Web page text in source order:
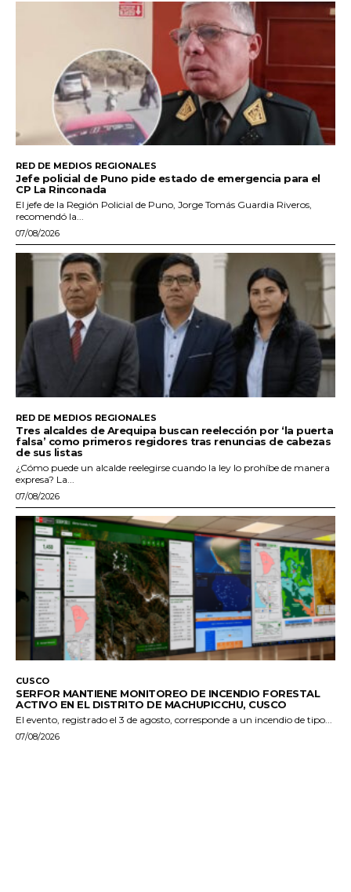
RED DE MEDIOS REGIONALES
Jefe policial de Puno pide estado de emergencia para el
CP La Rinconada
El jefe de la Región Policial de Puno, Jorge Tomás Guardia Riveros,
recomendó la...
07/08/2026
RED DE MEDIOS REGIONALES
Tres alcaldes de Arequipa buscan reelección por ‘la puerta
falsa’ como primeros regidores tras renuncias de cabezas
de sus listas
¿Cómo puede un alcalde reelegirse cuando la ley lo prohíbe de manera
expresa? La...
07/08/2026
CUSCO
SERFOR MANTIENE MONITOREO DE INCENDIO FORESTAL
ACTIVO EN EL DISTRITO DE MACHUPICCHU, CUSCO
El evento, registrado el 3 de agosto, corresponde a un incendio de tipo...
07/08/2026